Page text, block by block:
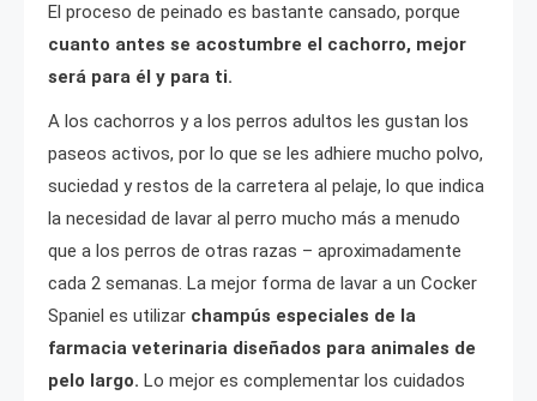
El proceso de peinado es bastante cansado, porque
cuanto antes se acostumbre el cachorro, mejor
será para él y para ti.
A los cachorros y a los perros adultos les gustan los
paseos activos, por lo que se les adhiere mucho polvo,
suciedad y restos de la carretera al pelaje, lo que indica
la necesidad de lavar al perro mucho más a menudo
que a los perros de otras razas – aproximadamente
cada 2 semanas. La mejor forma de lavar a un Cocker
Spaniel es utilizar champús especiales de la
farmacia veterinaria diseñados para animales de
pelo largo. Lo mejor es complementar los cuidados